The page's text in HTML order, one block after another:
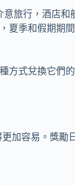
旅行，酒店和
夏季和假期期
方式兌換它們
加容易。獎勵